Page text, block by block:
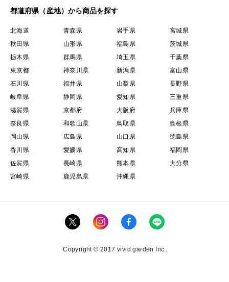
都道府県（産地）から商品を探す
北海道 青森県 岩手県
宮城県
秋田県
山形県 福島県
茨城県
栃木県
群馬県 埼玉県
千葉県
東京都
神奈川県 新潟県
富山県
石川県
福井県 山梨県
長野県
岐阜県
静岡県 愛知県
三重県
滋賀県
京都府 大阪府
兵庫県
奈良県
和歌山県 鳥取県
島根県
岡山県
広島県 山口県
徳島県
香川県
愛媛県 高知県
福岡県
佐賀県
長崎県 熊本県
大分県
宮崎県
鹿児島県 沖縄県
Copyright © 2017 vivid garden Inc.